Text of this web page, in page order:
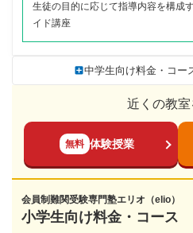
生徒の目的に応じて指導内容を構成
イド講座
中学生向け料金・コー
近くの教室
無料 体験授業
会員制難関受験専門塾エリオ（elio）
小学生向け料金・コース